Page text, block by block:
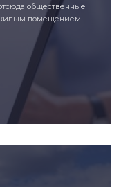
общественные
помещением.